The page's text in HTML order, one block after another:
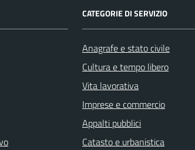
CATEGORIE DI SERVIZIO
Anagrafe e stato civile
Cultura e tempo libero
Vita lavorativa
Imprese e commercio
Appalti pubblici
Catasto e urbanistica